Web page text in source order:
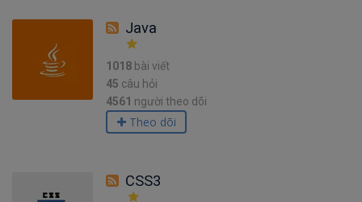
Java
1018 bài viết
45 câu hỏi
4561 người theo dõi
Theo dõi
CSS3